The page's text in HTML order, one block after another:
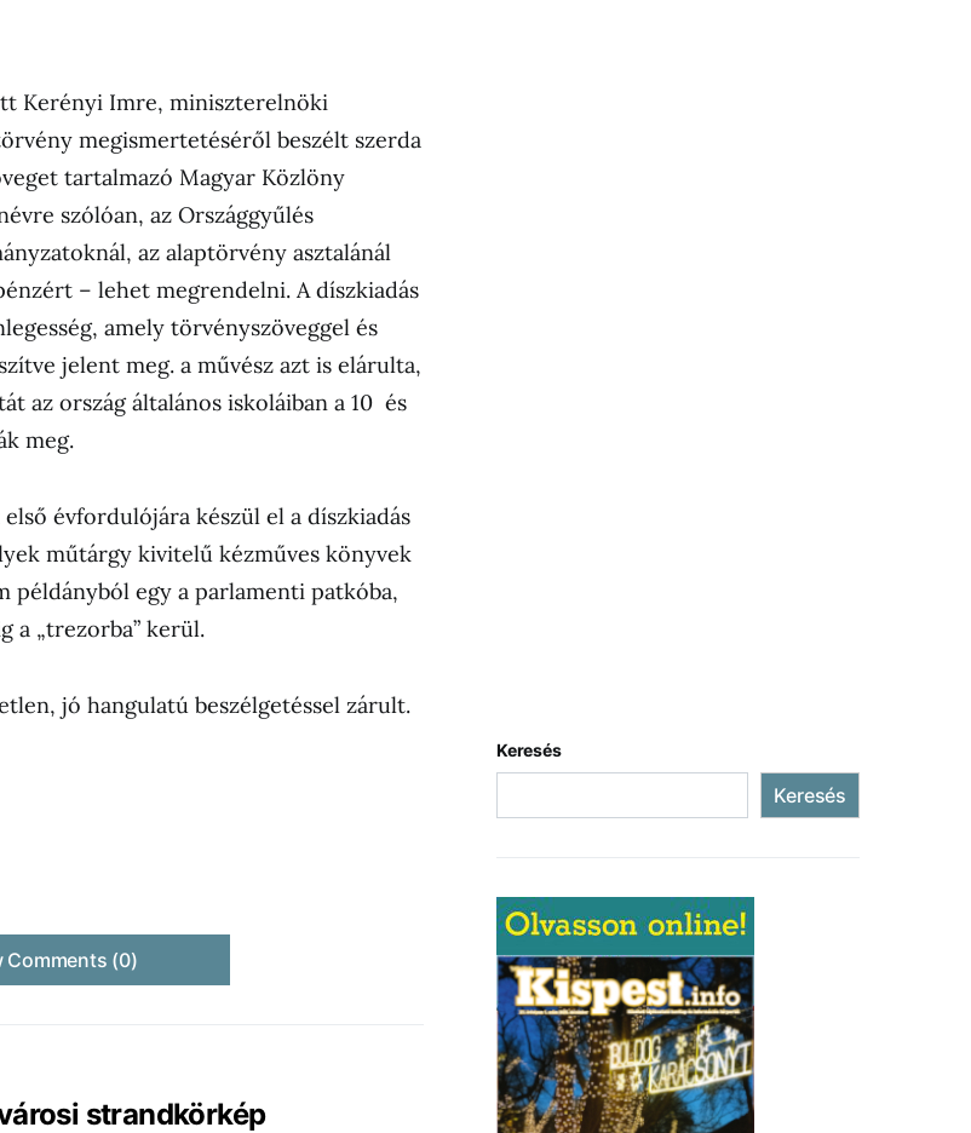
Kerényi Imre, miniszterelnöki
megismertetéséről beszélt szerda
tartalmazó Magyar Közlöny
szólóan, az Országgyűlés
az alaptörvény asztalánál
– lehet megrendelni. A díszkiadás
amely törvényszöveggel és
jelent meg. a művész azt is elárulta,
az ország általános iskoláiban a 10 és
meg.
évfordulójára készül el a díszkiadás
műtárgy kivitelű kézműves könyvek
példányból egy a parlamenti patkóba,
a „trezorba” kerül.
jó hangulatú beszélgetéssel zárult.
Comments (0)
strandkörkép
Keresés
Keresés